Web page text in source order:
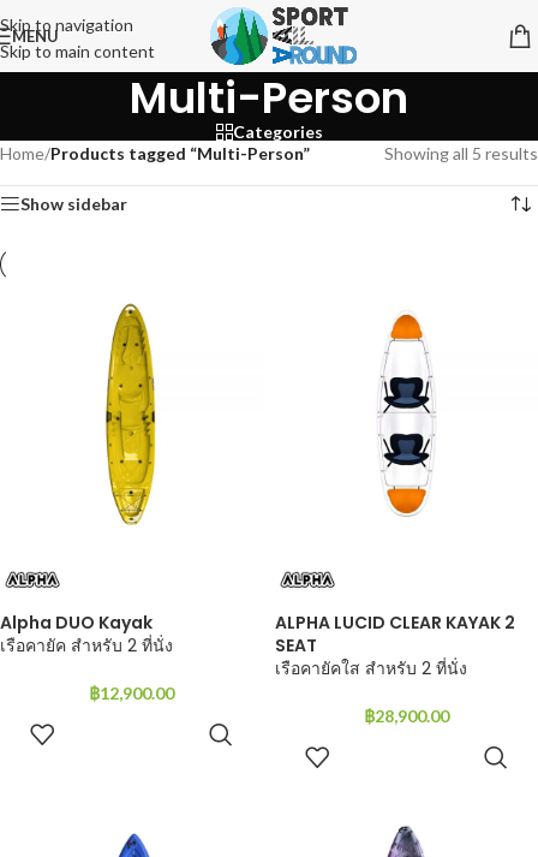
Skip to navigation
Skip to main content
MENU
Multi-Person
Categories
Home/Products tagged “Multi-Person” Showing all 5 results
Show sidebar
Alpha DUO Kayak
เรือคายัค สำหรับ 2 ที่นั่ง
฿12,900.00
ALPHA LUCID CLEAR KAYAK 2
SEAT
เรือคายัคใส สำหรับ 2 ที่นั่ง
฿28,900.00